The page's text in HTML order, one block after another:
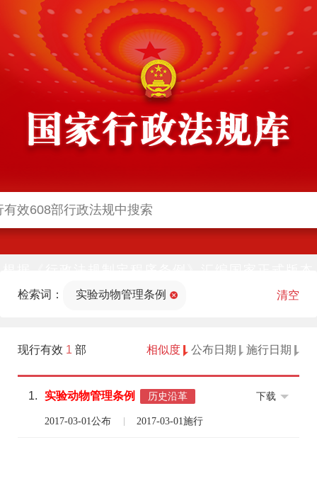
法部官网)同步公布
检索词： 实验动物管理条例 清空
现行有效 1 部 相似度 公布日期 施行日期
1. 实验动物管理条例 历史沿革
2017-03-01公布 2017-03-01施行
下载